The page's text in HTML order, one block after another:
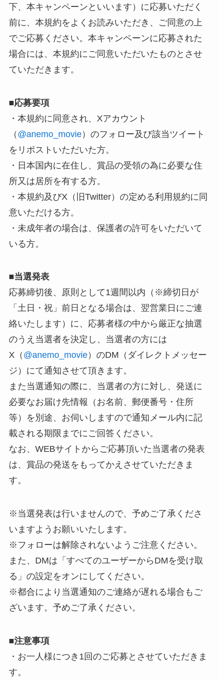
下、本キャンペーンといいます）に応募いただく
前に、本規約をよくお読みいただき、ご同意の上
でご応募ください。本キャンペーンに応募された
場合には、本規約にご同意いただいたものとさせ
ていただきます。
■応募要項
・本規約に同意され、Xアカウント
（ @anemo_movie）のフォロー及び該当ツイート
をリポストいただいた方。
・日本国内に在住し、賞品の受領の為に必要な住
所又は居所を有する方。
・本規約及びX（旧Twitter）の定める利用規約に同
意いただける方。
・未成年者の場合は、保護者の許可をいただいて
いる方。
■当選発表
応募締切後、原則として1週間以内（※締切日が
「土日・祝」前日となる場合は、翌営業日にご連
絡いたします）に、応募者様の中から厳正な抽選
のうえ当選者を決定し、当選者の方には
X（ @anemo_movie）のDM（ダイレクトメッセー
ジ）にて通知させて頂きます。
また当選通知の際に、当選者の方に対し、発送に
必要なお届け先情報（お名前、郵便番号・住所
等）を別途、お伺いしますので通知メール内に記
載される期限までにご回答ください。
なお、WEBサイトからご応募頂いた当選者の発表
は、賞品の発送をもってかえさせていただきま
す。
※当選発表は行いませんので、予めご了承くださ
いますようお願いいたします。
※フォローは解除されないようご注意ください。
また、DMは「すべてのユーザーからDMを受け取
る」の設定をオンにしてください。
※都合により当選通知のご連絡が遅れる場合もご
ざいます。予めご了承ください。
■注意事項
・お一人様につき1回のご応募とさせていただきま
す。